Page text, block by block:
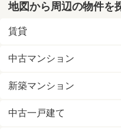
地図から周辺の物件を
賃貸
中古マンション
新築マンション
中古一戸建て